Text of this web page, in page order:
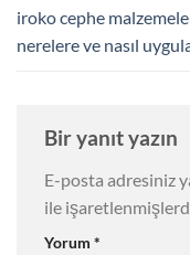
iroko cephe
nerelere ve nasıl
Bir yanıt yazın
E-posta adresiniz
ile
Yorum *